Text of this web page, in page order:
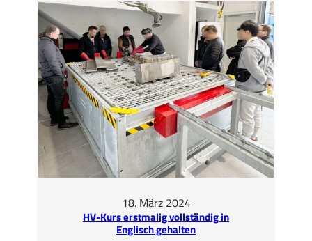
ISRI
2024
in
Las
Vegas
18. März 2024
HV-Kurs erstmalig vollständig in
Englisch gehalten